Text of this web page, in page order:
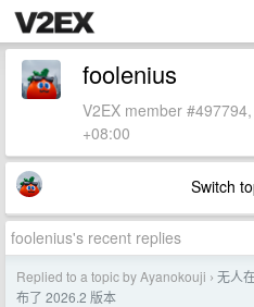
foolenius
V2EX member
+08:00
Switch
foolenius's recent replies
Replied to a topic by Ayanokouji › 无人
布了 2026.2 版本